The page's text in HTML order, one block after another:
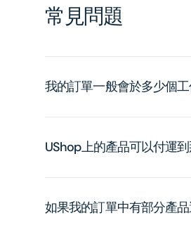
常見問題
我的訂單一般會於多少個
UShop上的產品可以付運
如果我的訂單中有部分產